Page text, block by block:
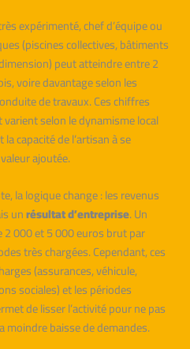
expérimenté, chef d’équipe ou
(piscines collectives, bâtiments
peut atteindre entre 2
voire davantage selon les
de travaux. Ces chiffres
selon le dynamisme local
capacité de l’artisan à se
ajoutée.
la logique change : les revenus
unrésultat d’entreprise. Un
000 et 5 000 euros brut par
très chargées. Cependant, ces
(assurances, véhicule,
sociales) et les périodes
de lisser l’activité pour ne pas
moindre baisse de demandes.